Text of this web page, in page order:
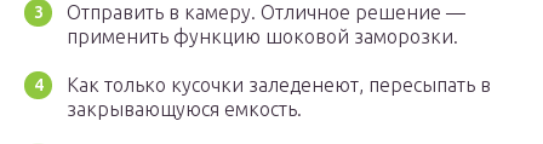
Отправить в камеру. Отличное решение —
применить функцию шоковой заморозки.
Как только кусочки заледенеют, пересыпать в
закрывающуюся емкость.